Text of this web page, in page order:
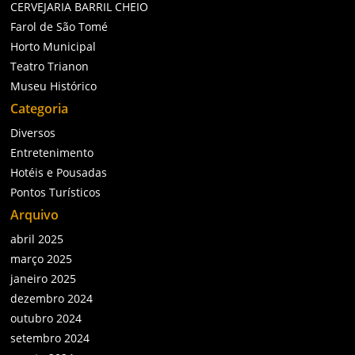
CERVEJARIA BARRIL CHEIO
Farol de São Tomé
Horto Municipal
Teatro Trianon
Museu Histórico
Categoria
Diversos
Entretenimento
Hotéis e Pousadas
Pontos Turísticos
Arquivo
abril 2025
março 2025
janeiro 2025
dezembro 2024
outubro 2024
setembro 2024